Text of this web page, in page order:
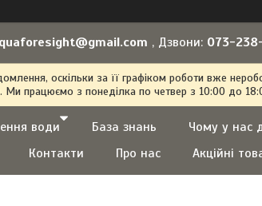
, Дзвони: 073-
оскільки за її графіком роботи вже
працюємо з понеділка по четвер з 10:00 до
води База знань
Чому у нас
Контакти Про нас Акційні